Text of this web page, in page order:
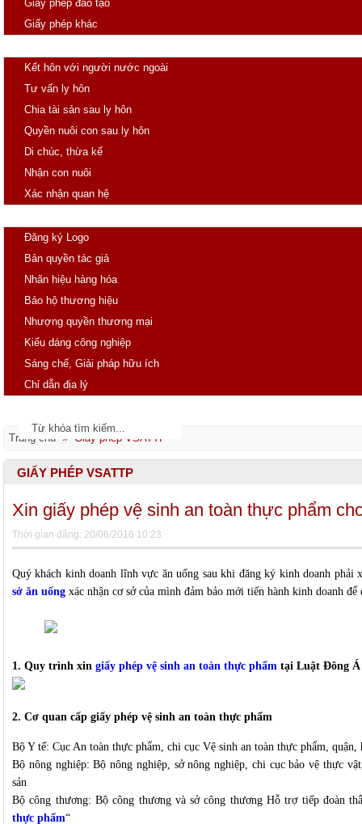
Giấy phép đào tạo
Giấy phép khác
Kết hôn với người nước ngoài
Tư vấn ly hôn
Chia tài sản sau ly hôn
Quyền nuôi con sau ly hôn
Di chúc, thừa kế
Nhận con nuôi
Xác nhận quan hệ
Đăng ký Logo
Bản quyền tác giả
Nhãn hiệu hàng hóa
Bảo hộ thương hiệu
Nhượng quyền thương mại
Kiểu dáng công nghiệp
Sáng chế, Giải pháp hữu ích
Chỉ dẫn địa lý
Trang chủ » Giấy phép VSATTP
GIẤY PHÉP VSATTP
Xin giấy phép vệ sinh an toàn thực phẩm
Thời gian đăng: 20/06/2016 10:23
Quý khách kinh doanh lĩnh vực ăn uống sau khi đăng ký kinh doanh phải
sở ăn uống xác nhận cơ sở của mình đảm bảo mới tiến hành kinh doanh
1. Quy trình xin giấy phép vệ sinh an toàn thực phẩm tại Luật Đông Á
2. Cơ quan cấp giấy phép vệ sinh an toàn thực phẩm
Bộ Y tế: Cục An toàn thực phẩm, chi cục Vệ sinh an toàn thực phẩm, quận,
Bộ nông nghiệp: Bộ nông nghiệp, sở nông nghiệp, chi cục bảo vệ thực
sản
Bộ công thương: Bộ công thương và sở công thương Hỗ trợ tiếp đoàn
thực phẩm“